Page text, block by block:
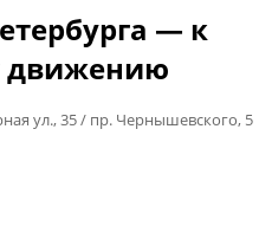
— к
движению
ул., 35 / пр. Чернышевского, 5